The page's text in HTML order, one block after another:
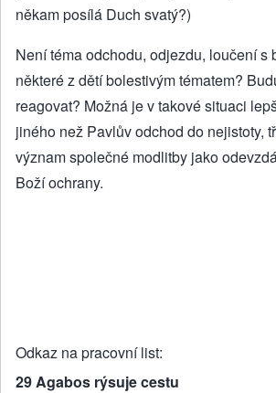
někam posílá Duch svatý?)
Není téma odchodu, odjezdu, loučení s
některé z dětí bolestivým tématem?
reagovat? Možná je v takové situaci
jiného než Pavlův odchod do nejistoty,
význam společné modlitby jako
Boží ochrany.
Odkaz na pracovní list
29 Agabos rýsuje cestu